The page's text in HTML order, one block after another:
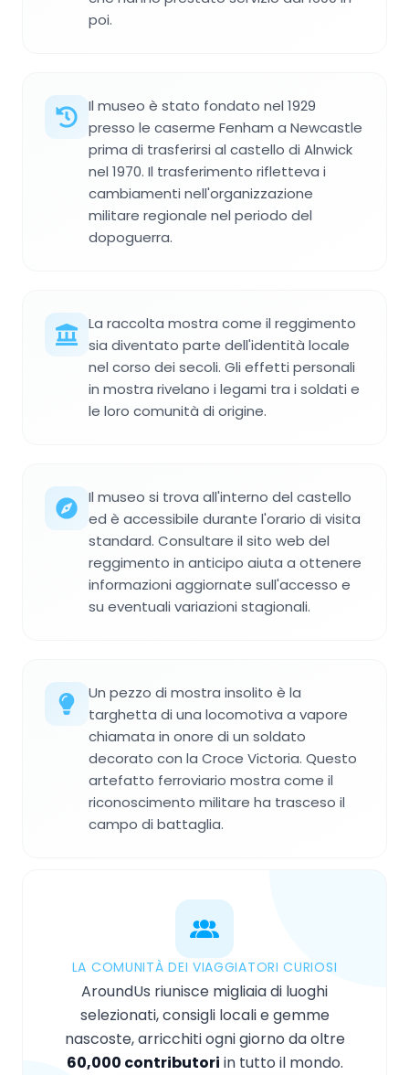
poi.
Il museo è stato fondato nel 1929
presso le caserme Fenham a Newcastle
prima di trasferirsi al castello di Alnwick
nel 1970. Il trasferimento rifletteva i
cambiamenti nell'organizzazione
militare regionale nel periodo del
dopoguerra.
La raccolta mostra come il reggimento
sia diventato parte dell'identità locale
nel corso dei secoli. Gli effetti personali
in mostra rivelano i legami tra i soldati e
le loro comunità di origine.
Il museo si trova all'interno del castello
ed è accessibile durante l'orario di visita
standard. Consultare il sito web del
reggimento in anticipo aiuta a ottenere
informazioni aggiornate sull'accesso e
su eventuali variazioni stagionali.
Un pezzo di mostra insolito è la
targhetta di una locomotiva a vapore
chiamata in onore di un soldato
decorato con la Croce Victoria. Questo
artefatto ferroviario mostra come il
riconoscimento militare ha trasceso il
campo di battaglia.
LA COMUNITÀ DEI VIAGGIATORI CURIOSI
AroundUs riunisce migliaia di luoghi
selezionati, consigli locali e gemme
nascoste, arricchiti ogni giorno da oltre
60,000 contributori in tutto il mondo.